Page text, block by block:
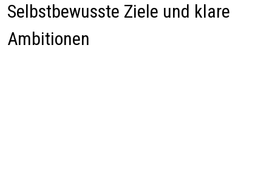
Selbstbewusste Ziele und klare
Ambitionen